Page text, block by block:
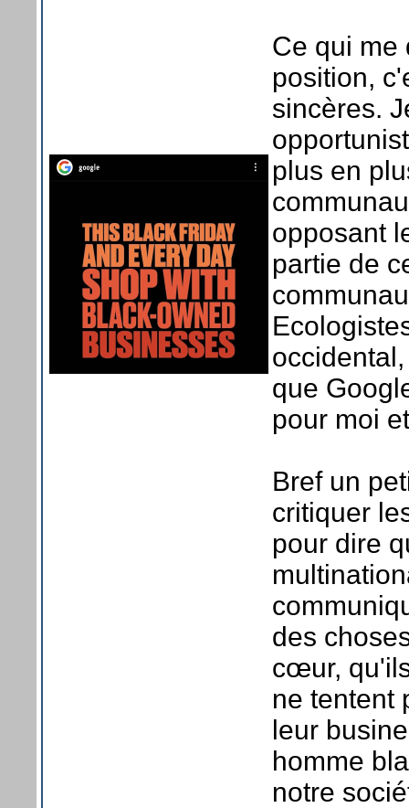
Ce qui me
position,
sincères.
plus en
opposant
partie de
que
pour moi
Bref un
critiquer
pour dire
des
cœur,
ne tentent
leur
homme
notre